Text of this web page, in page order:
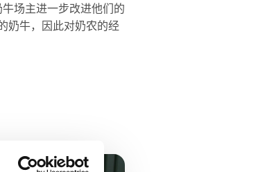
场主进一步改进他们的
奶牛，因此对奶农的经